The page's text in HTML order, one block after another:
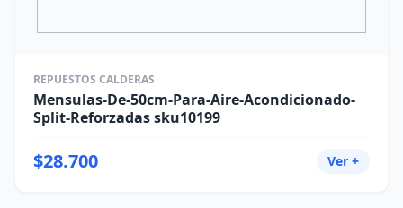
REPUESTOS CALDERAS
Mensulas-De-50cm-Para-Aire-Acondicionado-
Split-Reforzadas sku10199
$28.700 Ver +